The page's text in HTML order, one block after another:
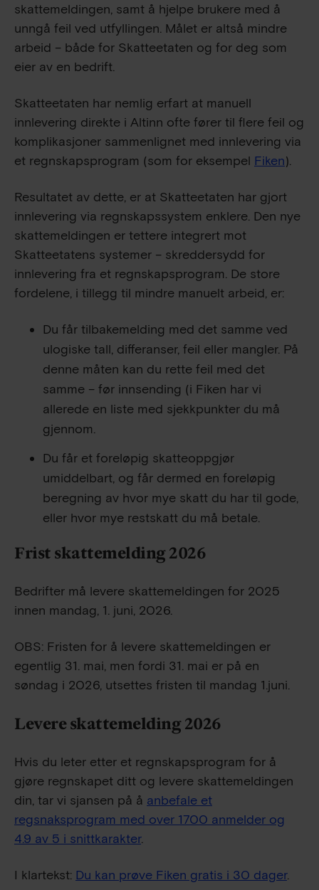
skattemeldingen, samt å hjelpe brukere med å
unngå feil ved utfyllingen. Målet er altså mindre
arbeid – både for Skatteetaten og for deg som
eier av en bedrift.
Skatteetaten har nemlig erfart at manuell
innlevering direkte i Altinn ofte fører til flere feil og
komplikasjoner sammenlignet med innlevering via
et regnskapsprogram (som for eksempel Fiken).
Resultatet av dette, er at Skatteetaten har gjort
innlevering via regnskapssystem enklere. Den nye
skattemeldingen er tettere integrert mot
Skatteetatens systemer – skreddersydd for
innlevering fra et regnskapsprogram. De store
fordelene, i tillegg til mindre manuelt arbeid, er:
Du får tilbakemelding med det samme ved
ulogiske tall, differanser, feil eller mangler. På
denne måten kan du rette feil med det
samme – før innsending (i Fiken har vi
allerede en liste med sjekkpunkter du må
gjennom.
Du får et foreløpig skatteoppgjør
umiddelbart, og får dermed en foreløpig
beregning av hvor mye skatt du har til gode,
eller hvor mye restskatt du må betale.
Frist skattemelding 2026
Bedrifter må levere skattemeldingen for 2025
innen mandag, 1. juni, 2026.
OBS: Fristen for å levere skattemeldingen er
egentlig 31. mai, men fordi 31. mai er på en
søndag i 2026, utsettes fristen til mandag 1.juni.
Levere skattemelding 2026
Hvis du leter etter et regnskapsprogram for å
gjøre regnskapet ditt og levere skattemeldingen
din, tar vi sjansen på å anbefale et
regsnaksprogram med over 1700 anmelder og
4.9 av 5 i snittkarakter.
I klartekst: Du kan prøve Fiken gratis i 30 dager.